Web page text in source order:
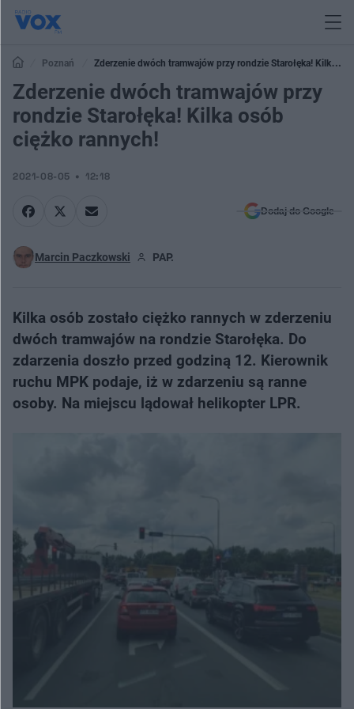
Poznań
Zderzenie dwóch tramwajów przy rondzie Starołęka! Kilka
osób ciężko rannych!
Zderzenie dwóch tramwajów przy
rondzie Starołęka! Kilka osób
ciężko rannych!
2021-08-05 12:18
Dodaj do Google
Marcin Paczkowski PAP.
Kilka osób zostało ciężko rannych w zderzeniu
dwóch tramwajów na rondzie Starołęka. Do
zdarzenia doszło przed godziną 12. Kierownik
ruchu MPK podaje, iż w zdarzeniu są ranne
osoby. Na miejscu lądował helikopter LPR.